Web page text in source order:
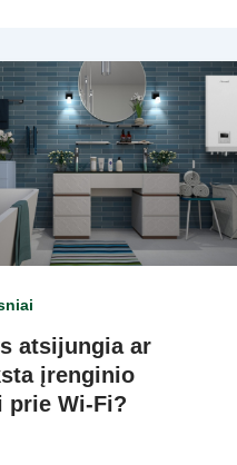
atsijungia ar
įrenginio
prie Wi-Fi?